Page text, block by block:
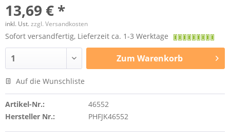
13,69 € *
inkl. Ust.zzgl. Versandkosten
Sofort versandfertig, Lieferzeit ca. 1-3 Werktage
Zum Warenkorb
Auf die Wunschliste
Artikel-Nr.:
46552
Hersteller Nr.:
PHFJK46552